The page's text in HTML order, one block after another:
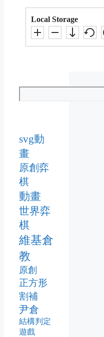
Local Storage
svg動
畫
原創弈
棋
動畫
世界弈
棋
維基倉
教
原創
正方形
割補
尹倉
結構判定
遊戲